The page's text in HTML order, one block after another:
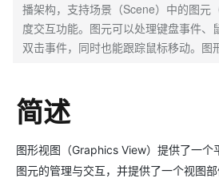
播架构，支持场景（Scene）中的图元
度交互功能。图元可以处理键盘事件、
双击事件，同时也能跟踪鼠标移动。图
简述
图形视图（Graphics View）提供了一个
图元的管理与交互，并提供了一个视图